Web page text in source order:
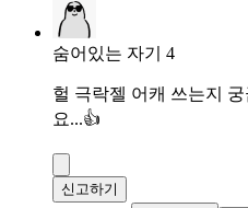
숨어있는 자기 4
헐 극락젤 어캐 쓰는지
요...👍
신고하기